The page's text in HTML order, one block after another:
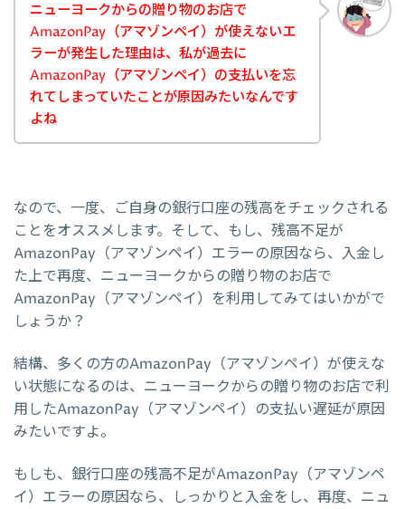
ニューヨークからの贈り物のお店で
AmazonPay（アマゾンペイ）が使えないエ
ラーが発生した理由は、私が過去に
AmazonPay（アマゾンペイ）の支払いを忘
れてしまっていたことが原因みたいなんです
よね
なので、一度、ご自身の銀行口座の残高をチェックされる
ことをオススメします。そして、もし、残高不足が
AmazonPay（アマゾンペイ）エラーの原因なら、入金し
た上で再度、ニューヨークからの贈り物のお店で
AmazonPay（アマゾンペイ）を利用してみてはいかがで
しょうか？
結構、多くの方のAmazonPay（アマゾンペイ）が使えな
い状態になるのは、ニューヨークからの贈り物のお店で利
用したAmazonPay（アマゾンペイ）の支払い遅延が原因
みたいですよ。
もしも、銀行口座の残高不足がAmazonPay（アマゾンペ
イ）エラーの原因なら、しっかりと入金をし、再度、ニュ